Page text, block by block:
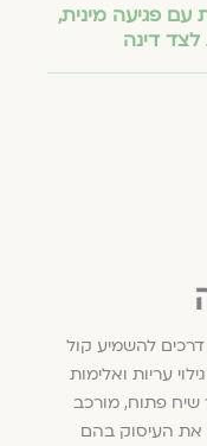
פגיעה מינית,
דינה
להשמיע קול
עריות ואלימות
פתוח, מורכב
את העיסוק בהם